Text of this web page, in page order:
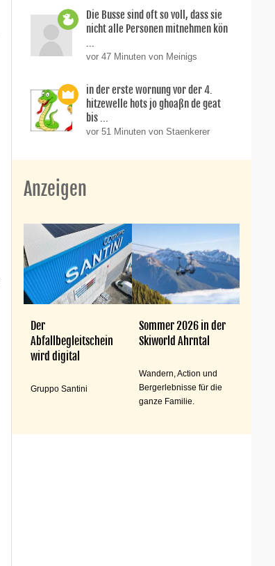
Die Busse sind oft so voll, dass sie
nicht alle Personen mitnehmen kön
...
vor 47 Minuten von Meinigs
in der erste wornung vor der 4.
hitzewelle hots jo ghoaßn de geat
bis ...
vor 51 Minuten von Staenkerer
Anzeigen
Der
Abfallbegleitschein
wird digital
Gruppo Santini
Sommer 2026 in der
Skiworld Ahrntal
Wandern, Action und
Bergerlebnisse für die
ganze Familie.